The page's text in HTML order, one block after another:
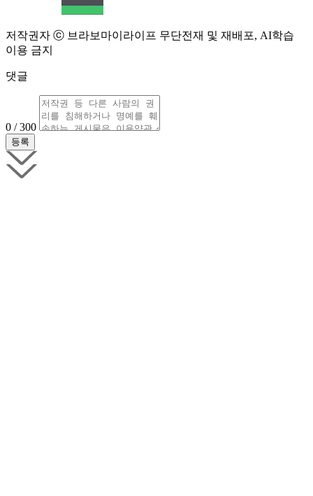
저작권자 ⓒ 브라보마이라이프 무단전재 및 재배포, AI학습
이용 금지
댓글
0 / 300